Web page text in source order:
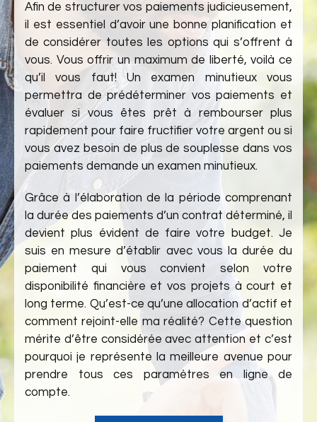
Afin de structurer vos paiements judicieusement,
il est essentiel d’avoir une bonne planification et
de considérer toutes les options qui s’offrent à
vous. Vous offrir un maximum de liberté, voilà ce
qu’il vous faut! Un examen minutieux vous
permettra de prédéterminer vos paiements et
évaluer si vous êtes prêt à rembourser plus
rapidement pour faire fructifier votre argent ou si
vous avez besoin de plus de souplesse dans vos
paiements demande un examen minutieux.
Grâce à l’élaboration de la période comprenant
la durée des paiements d’un contrat déterminé, il
devient plus évident de faire votre budget. Je
suis en mesure d’établir avec vous la durée du
paiement qui vous convient selon votre
disponibilité financière et vos projets à court et
long terme. Qu’est-ce qu’une allocation d’actif et
comment rejoint-elle ma réalité? Cette question
mérite d’être considérée avec attention et c’est
pourquoi je représente la meilleure avenue pour
prendre tous ces paramètres en ligne de
compte.